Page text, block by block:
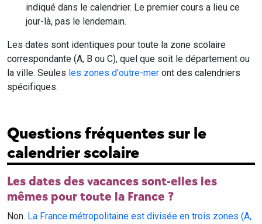
indiqué dans le calendrier. Le premier cours a lieu ce
jour-là, pas le lendemain.
Les dates sont identiques pour toute la zone scolaire
correspondante (A, B ou C), quel que soit le département ou
la ville. Seules les zones d'outre-mer ont des calendriers
spécifiques.
Questions fréquentes sur le
calendrier scolaire
Les dates des vacances sont-elles les
mêmes pour toute la France ?
Non. La France métropolitaine est divisée en trois zones (A,